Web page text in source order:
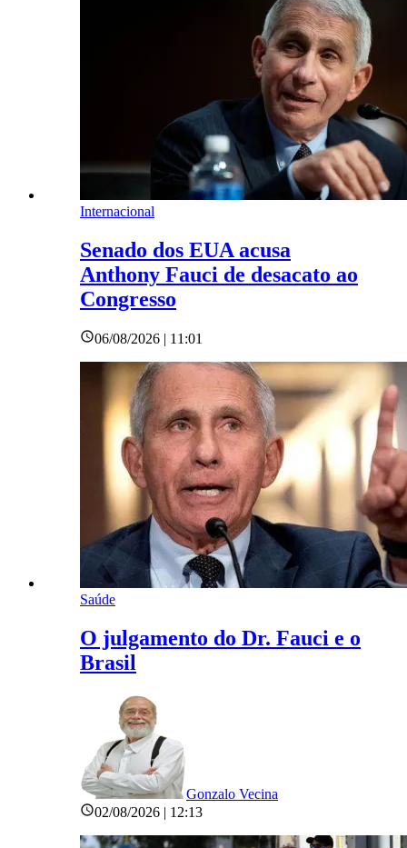
Internacional
Senado dos EUA acusa
Anthony Fauci de desacato ao
Congresso
06/08/2026 | 11:01
Saúde
O julgamento do Dr. Fauci e o
Brasil
Gonzalo Vecina
02/08/2026 | 12:13